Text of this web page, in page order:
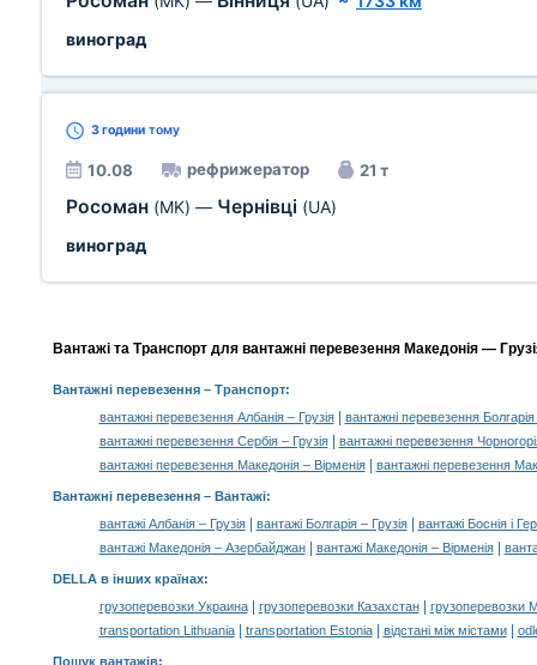
виноград
3 години тому
10.08 рефрижератор 21 т
Росоман (MK) — Чернівці (UA)
виноград
Вантажі та Транспорт для вантажні перевезення Македонія —
Вантажні перевезення– Транспорт:
вантажні перевезення Албанія – Грузія|
вантажні перевезення Болгарія
вантажні перевезення Сербія – Грузія|
вантажні перевезення
вантажні перевезення Македонія – Вірменія| вантажні перевезення
Вантажні перевезення – Вантажі:
вантажі Албанія – Грузія| вантажі Болгарія – Грузія|
вантажі Боснія і
вантажі Македонія – Азербайджан| вантажі Македонія – Вірменія|
DELLA в інших країнах:
грузоперевозки Украина| грузоперевозки Казахстан|
грузоперевозки
transportation Lithuania| transportation Estonia| відстані між містами|
Пошук вантажів: